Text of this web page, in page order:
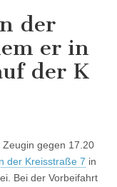
der
er in
der K
gegen 17.20
der Kreisstraße 7 in
Bei der Vorbeifahrt